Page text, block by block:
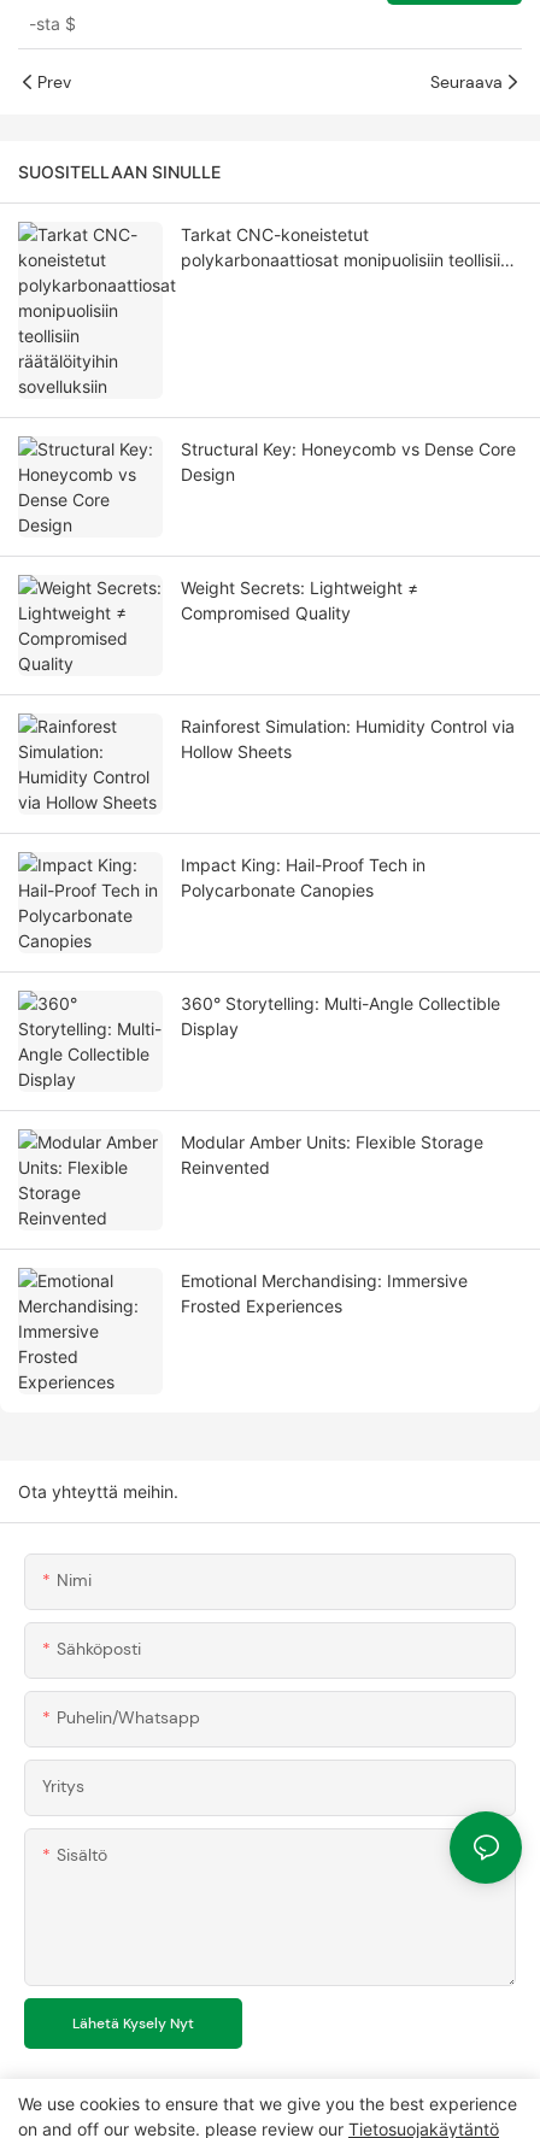
-sta $
Prev Seuraava
SUOSITELLAAN SINULLE
Tarkat CNC-koneistetut
polykarbonaattiosat monipuolisiin teollisiin
Structural Key: Honeycomb vs Dense Core
Design
Weight Secrets: Lightweight ≠
Compromised Quality
Rainforest Simulation: Humidity Control via
Hollow Sheets
Impact King: Hail-Proof Tech in
Polycarbonate Canopies
360° Storytelling: Multi-Angle Collectible
Display
Modular Amber Units: Flexible Storage
Reinvented
Emotional Merchandising: Immersive
Frosted Experiences
Ota yhteyttä meihin.
Nimi
Sähköposti
Puhelin/whatsapp
Yritys
Sisältö
Lähetä Kysely Nyt
We use cookies to ensure that we give you the best experience
on and off our website. please review our Tietosuojakäytäntö